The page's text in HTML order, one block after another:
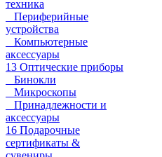
техника
Периферийные
устройства
Компьютерные
аксессуары
13 Оптические приборы
Бинокли
Микроскопы
Принадлежности и
аксессуары
16 Подарочные
сертификаты &